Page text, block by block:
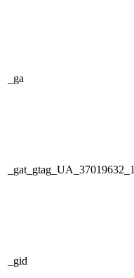
_ga
_gat_gtag_UA_37019632_1
_gid